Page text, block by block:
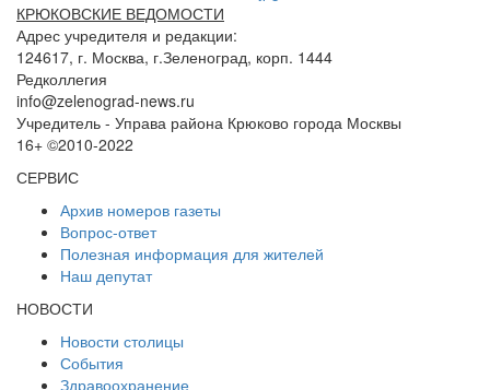
КРЮКОВСКИЕ ВЕДОМОСТИ
Адрес учредителя и редакции:
124617, г. Москва, г.Зеленоград, корп. 1444
Редколлегия
info@zelenograd-news.ru
Учредитель - Управа района Крюково города Москвы
16+ ©2010-2022
СЕРВИС
Архив номеров газеты
Вопрос-ответ
Полезная информация для жителей
Наш депутат
НОВОСТИ
Новости столицы
События
Здравоохранение